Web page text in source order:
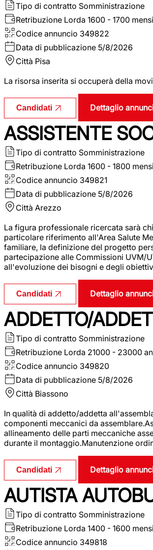
Tipo di contratto Somministrazione
Retribuzione Lorda 1600 - 1700
Codice annuncio 349822
Data di pubblicazione 5/8/2026
Città Pisa
La risorsa inserita si occuperà della
Candidati Dettaglio
ASSISTENTE
Tipo di contratto Somministrazione
Retribuzione Lorda 1600 - 1800
Codice annuncio 349821
Data di pubblicazione 5/8/2026
Città Arezzo
La figura professionale ricercata sarà
particolare riferimento all'Area Salute
familiare, la definizione del progetto
partecipazione alle Commissioni UVM/
all'evoluzione dei bisogni e degli
Candidati Dettaglio
ADDETTO/
Tipo di contratto Somministrazione
Retribuzione Lorda 21000 - 23000
Codice annuncio 349820
Data di pubblicazione 5/8/2026
Città Biassono
In qualità di addetto/addetta
componenti meccanici da
allineamento delle parti meccaniche
durante il montaggio.Manutenzione
Candidati Dettaglio
AUTISTA
Tipo di contratto Somministrazione
Retribuzione Lorda 1400 - 1600
Codice annuncio 349818